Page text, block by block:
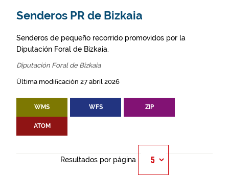
Senderos PR de Bizkaia
Senderos de pequeño recorrido promovidos por la
Diputación Foral de Bizkaia.
Diputación Foral de Bizkaia
Última modificación 27 abril 2026
WMS WFS ZIP
ATOM
Resultados por página